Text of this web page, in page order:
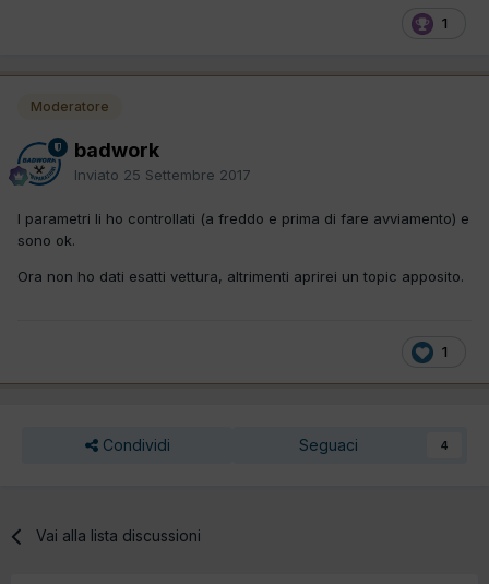
1
Moderatore
badwork
Inviato 25 Settembre 2017
I parametri li ho controllati (a freddo e prima di fare avviamento) e
sono ok.
Ora non ho dati esatti vettura, altrimenti aprirei un topic apposito.
1
Condividi Seguaci 4
Vai alla lista discussioni